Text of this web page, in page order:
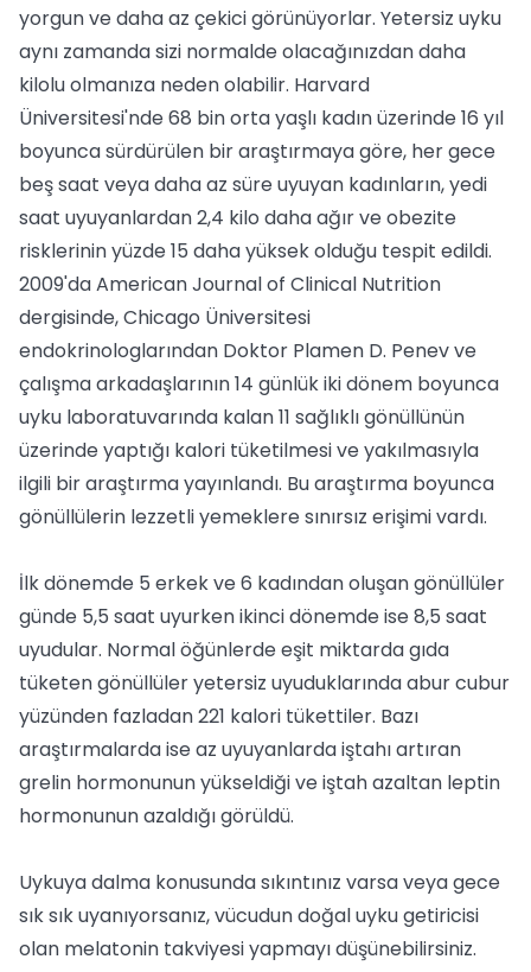
yorgun ve daha az çekici görünüyorlar. Yetersiz uyku
aynı zamanda sizi normalde olacağınızdan daha
kilolu olmanıza neden olabilir. Harvard
Üniversitesi'nde 68 bin orta yaşlı kadın üzerinde 16 yıl
boyunca sürdürülen bir araştırmaya göre, her gece
beş saat veya daha az süre uyuyan kadınların, yedi
saat uyuyanlardan 2,4 kilo daha ağır ve obezite
risklerinin yüzde 15 daha yüksek olduğu tespit edildi.
2009'da American Journal of Clinical Nutrition
dergisinde, Chicago Üniversitesi
endokrinologlarından Doktor Plamen D. Penev ve
çalışma arkadaşlarının 14 günlük iki dönem boyunca
uyku laboratuvarında kalan 11 sağlıklı gönüllünün
üzerinde yaptığı kalori tüketilmesi ve yakılmasıyla
ilgili bir araştırma yayınlandı. Bu araştırma boyunca
gönüllülerin lezzetli yemeklere sınırsız erişimi vardı.
İlk dönemde 5 erkek ve 6 kadından oluşan gönüllüler
günde 5,5 saat uyurken ikinci dönemde ise 8,5 saat
uyudular. Normal öğünlerde eşit miktarda gıda
tüketen gönüllüler yetersiz uyuduklarında abur cubur
yüzünden fazladan 221 kalori tükettiler. Bazı
araştırmalarda ise az uyuyanlarda iştahı artıran
grelin hormonunun yükseldiği ve iştah azaltan leptin
hormonunun azaldığı görüldü.
Uykuya dalma konusunda sıkıntınız varsa veya gece
sık sık uyanıyorsanız, vücudun doğal uyku getiricisi
olan melatonin takviyesi yapmayı düşünebilirsiniz.